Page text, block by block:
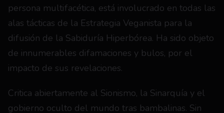
persona multifacética, está involucrado en todas las
alas tácticas de la Estrategia Veganista para la
difusión de la Sabiduría Hiperbórea. Ha sido objeto
de innumerables difamaciones y bulos, por el
impacto de sus revelaciones.
Critica abiertamente al Sionismo, la Sinarquía y el
gobierno oculto del mundo tras bambalinas. Sin